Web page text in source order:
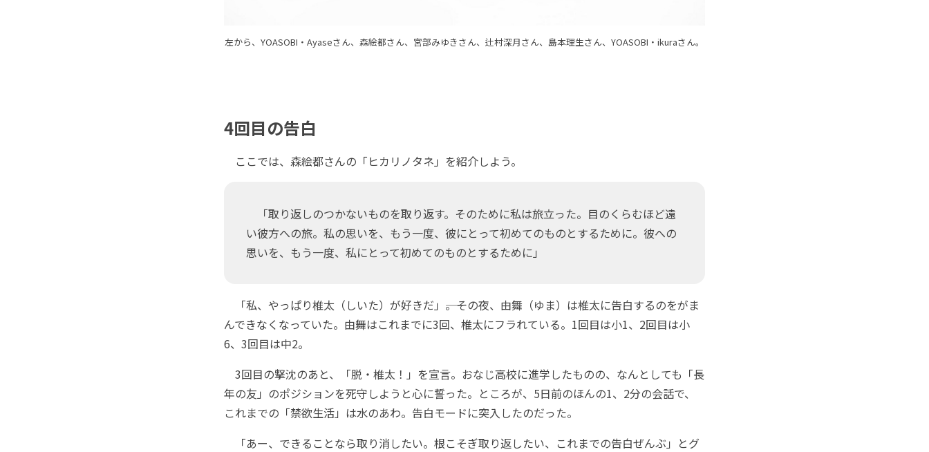
左から、YOASOBI・Ayaseさん、森絵都さん、宮部みゆきさん、辻村深月さん、島本理生さん、YOASOBI・ikuraさん。
4回目の告白
ここでは、森絵都さんの「ヒカリノタネ」を紹介しよう。
「取り返しのつかないものを取り返す。そのために私は旅立った。目のくらむほど遠
い彼方への旅。私の思いを、もう一度、彼にとって初めてのものとするために。彼への
思いを、もう一度、私にとって初めてのものとするために」
「私、やっぱり椎太（しいた）が好きだ」――。その夜、由舞（ゆま）は椎太に告白するのをがま
んできなくなっていた。由舞はこれまでに3回、椎太にフラれている。1回目は小1、2回目は小
6、3回目は中2。
3回目の撃沈のあと、「脱・椎太！」を宣言。おなじ高校に進学したものの、なんとしても「長
年の友」のポジションを死守しようと心に誓った。ところが、5日前のほんの1、2分の会話で、
これまでの「禁欲生活」は水のあわ。告白モードに突入したのだった。
「あー、できることなら取り消したい。根こそぎ取り返したい、これまでの告白ぜんぶ」とグ